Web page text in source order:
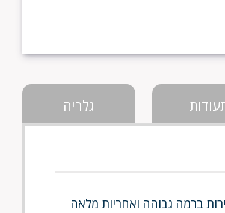
גלריה
ברמה גבוהה ואחריות מלאה